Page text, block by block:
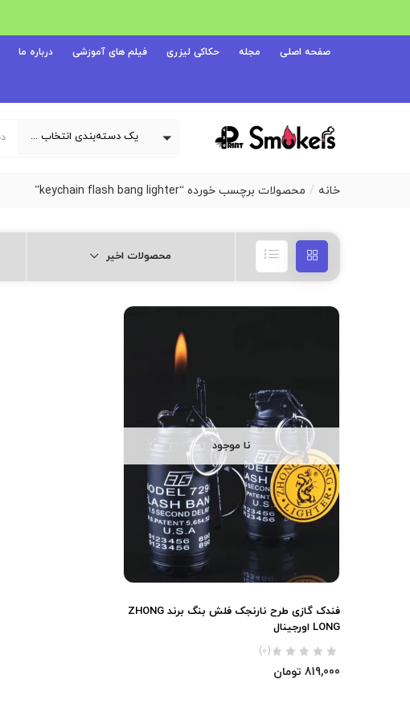
صفحه اصلی مجله حکاکی لیزری فیلم های آموزشی درباره ما
یک دسته‌بندی انتخاب کنید
خانه محصولات برچسب خورده “keychain flash bang lighter”
محصولات اخیر
نا موجود
فندک گازی طرح نارنجک فلش بنگ برند ZHONG
LONG اورجینال
(0)
819,000 تومان